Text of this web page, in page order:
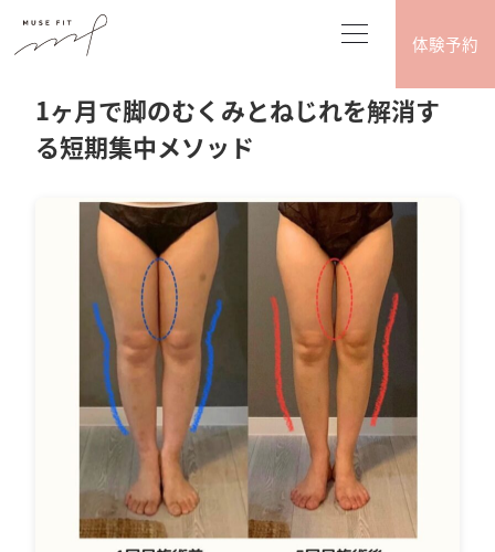
体験予約
脚やせ（トレーニング･エクササイズ系） 2026.06.05
1ヶ月で脚のむくみとねじれを解消す
る短期集中メソッド